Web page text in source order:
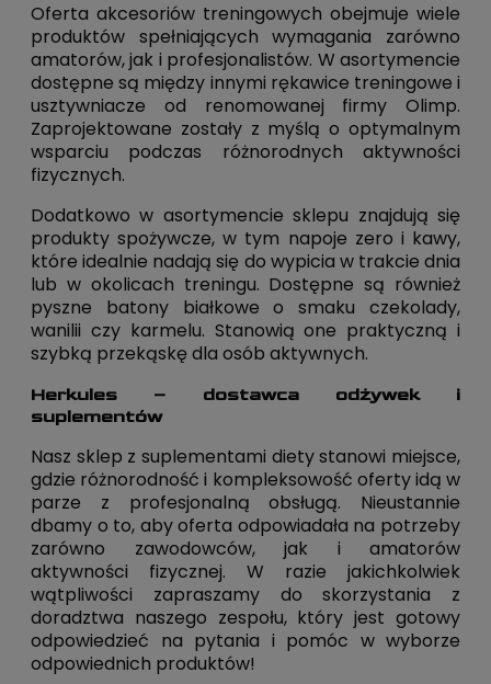
Oferta akcesoriów treningowych obejmuje wiele
produktów spełniających wymagania zarówno
amatorów, jak i profesjonalistów. W asortymencie
dostępne są między innymi rękawice treningowe i
usztywniacze od renomowanej firmy Olimp.
Zaprojektowane zostały z myślą o optymalnym
wsparciu podczas różnorodnych aktywności
fizycznych.
Dodatkowo w asortymencie sklepu znajdują się
produkty spożywcze, w tym napoje zero i kawy,
które idealnie nadają się do wypicia w trakcie dnia
lub w okolicach treningu. Dostępne są również
pyszne batony białkowe o smaku czekolady,
wanilii czy karmelu. Stanowią one praktyczną i
szybką przekąskę dla osób aktywnych.
Herkules – dostawca odżywek i
suplementów
Nasz sklep z suplementami diety stanowi miejsce,
gdzie różnorodność i kompleksowość oferty idą w
parze z profesjonalną obsługą. Nieustannie
dbamy o to, aby oferta odpowiadała na potrzeby
zarówno zawodowców, jak i amatorów
aktywności fizycznej. W razie jakichkolwiek
wątpliwości zapraszamy do skorzystania z
doradztwa naszego zespołu, który jest gotowy
odpowiedzieć na pytania i pomóc w wyborze
odpowiednich produktów!